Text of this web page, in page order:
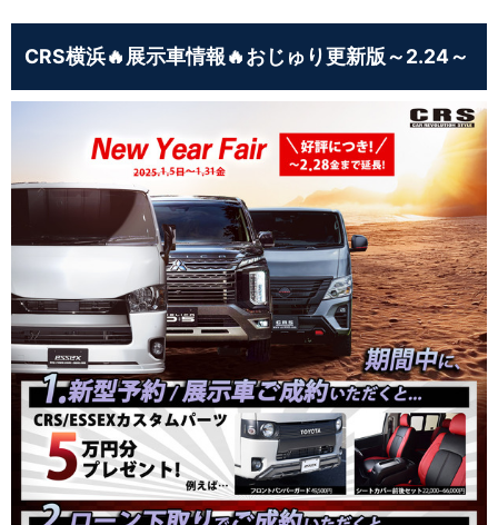
CRS横浜🔥展示車情報🔥おじゅり更新版～2.24～